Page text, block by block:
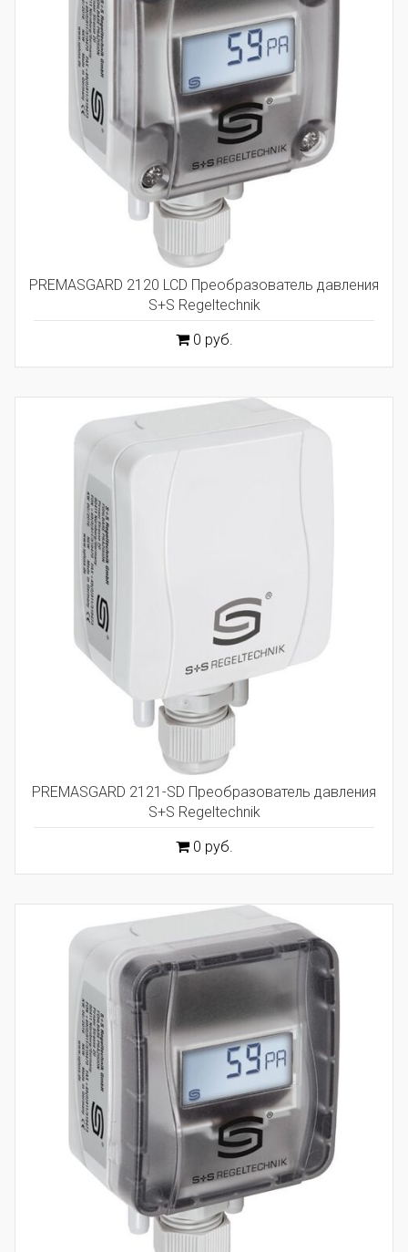
PREMASGARD 2120 LCD Преобразователь давления
S+S Regeltechnik
0 руб.
PREMASGARD 2121-SD Преобразователь давления
S+S Regeltechnik
0 руб.